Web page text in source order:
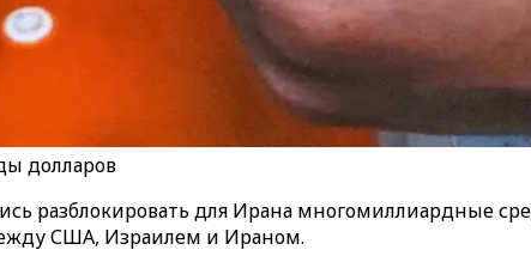
долларов
разблокировать для Ирана многомиллиардные
США, Израилем и Ираном.